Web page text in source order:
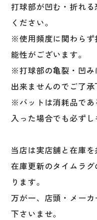
打球部が凹む・折れ
ください。
※使用頻度に関わらず
能性がございます。
※打球部の亀裂・凹み
出来ませんのでご了承
※バットは消耗品であ
入った場合でも必ずし
当店は実店舗と在庫を
在庫更新のタイムラ
ります。
万が一、店頭・メー
下さいませ。